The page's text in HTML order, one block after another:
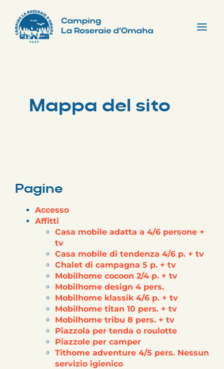
content
Mappa del sito
Pagine
Accesso
Affitti
Casa mobile adatta a 4/6 persone +
tv
Casa mobile di tendenza 4/6 p. + tv
Chalet di campagna 5 p. + tv
Mobilhome cocoon 2/4 p. + tv
Mobilhome design 4 pers.
Mobilhome klassik 4/6 p. + tv
Mobilhome titan 10 pers. + tv
Mobilhome tribu 8 pers. + tv
Piazzola per tenda o roulotte
Piazzole per camper
Tithome adventure 4/5 pers. Nessun
servizio igienico